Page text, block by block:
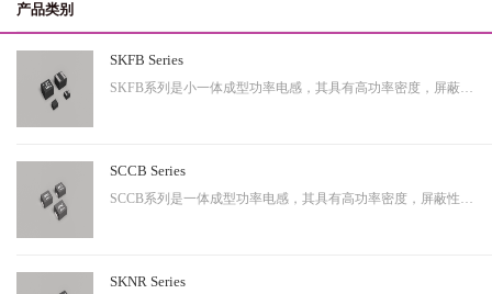
产品类别
SKFB Series
SKFB系列是小一体成型功率电感，其具有高功率密度，屏蔽性出色等特性，适用于中大功率。
SCCB Series
SCCB系列是一体成型功率电感，其具有高功率密度，屏蔽性出色等特性，适用于中大功率。
SKNR Series